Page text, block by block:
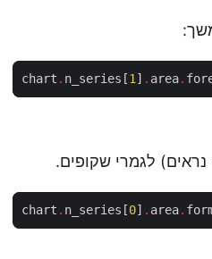
chart . n_series[1 ] . area.
לגמרי שקופים.
chart . n_series[0] . area.